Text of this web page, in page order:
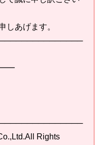
しあげます。
Rights